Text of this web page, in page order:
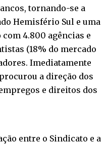
tornando-se a
Hemisfério Sul e uma
4.800 agências e
(18% do mercado
Imediatamente
a direção dos
e direitos dos
entre o Sindicato e a